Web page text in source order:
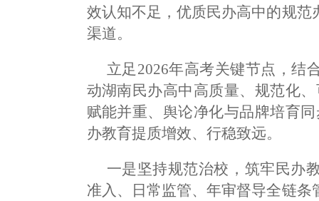
效认知不足，优质民办高中的规
渠道。
立足2026年高考关键节点，结
动湖南民办高中高质量、规范化
赋能并重、舆论净化与品牌培育
办教育提质增效、行稳致远。
一是坚持规范治校，筑牢民办
准入、日常监管、年审督导全链